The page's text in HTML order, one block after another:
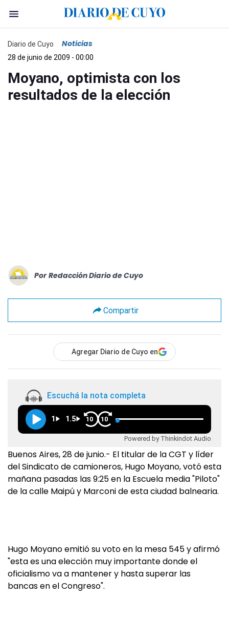
Diario de Cuyo Noticias
28 de junio de 2009 - 00:00
Moyano, optimista con los
resultados de la elección
Por Redacción Diario de Cuyo
Compartir
Agregar Diario de Cuyo en
Escuchá la nota completa
1 1.5 10 10
Powered by Thinkindot Audio
Buenos Aires, 28 de junio.- El titular de la CGT y líder
del Sindicato de camioneros, Hugo Moyano, votó esta
mañana pasadas las 9:25 en la Escuela media "Piloto"
de la calle Maipú y Marconi de esta ciudad balnearia.
Hugo Moyano emitió su voto en la mesa 545 y afirmó
"esta es una elección muy importante donde el
oficialismo va a mantener y hasta superar las
bancas en el Congreso".